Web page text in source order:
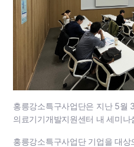
홍릉강소특구사업단은 지난 5월
의료기기개발지원센터 내 세미나
홍릉강소특구사업단 기업을 대